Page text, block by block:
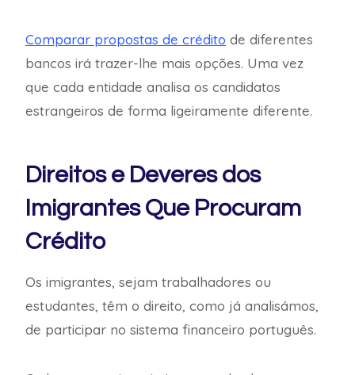
Comparar propostas de crédito de diferentes
bancos irá trazer-lhe mais opções. Uma vez
que cada entidade analisa os candidatos
estrangeiros de forma ligeiramente diferente.
Direitos e Deveres dos
Imigrantes Que Procuram
Crédito
Os imigrantes, sejam trabalhadores ou
estudantes, têm o direito, como já analisámos,
de participar no sistema financeiro português.